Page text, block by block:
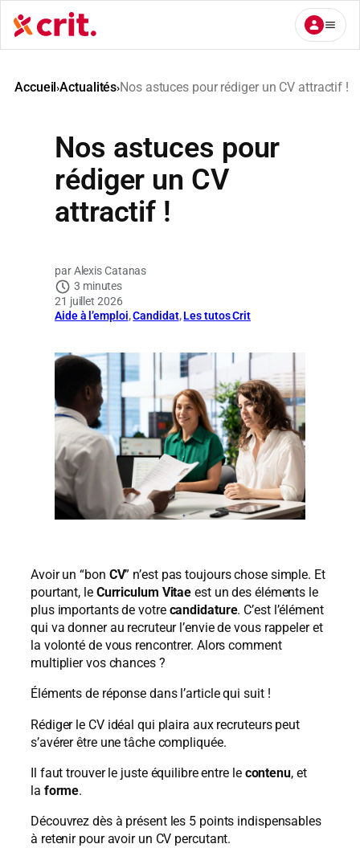
Aller
au
contenu
Accueil›Actualités›Nos astuces pour rédiger un CV attractif !
Nos astuces pour
rédiger un CV
attractif !
Alexis Catanas
3 minutes
21 juillet 2026
Aide à l’emploi, Candidat, Les tutos Crit
Avoir un “bon CV” n’est pas toujours chose simple. Et
pourtant, le Curriculum Vitae est un des éléments le
plus importants de votre candidature. C’est l’élément
qui va donner au recruteur l’envie de vous rappeler et
la volonté de vous rencontrer. Alors comment
multiplier vos chances ?
Éléments de réponse dans l’article qui suit !
Rédiger le CV idéal qui plaira aux recruteurs peut
s’avérer être une tâche compliquée.
Il faut trouver le juste équilibre entre le contenu, et
la forme.
Découvrez dès à présent les 5 points indispensables
à retenir pour avoir un CV percutant.